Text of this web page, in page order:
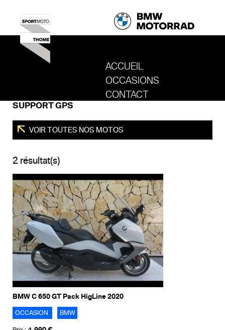
ACCUEIL
REVENIR AU SITE DE SPORT MOTO
OCCASIONS
CONTACT
SUPPORT GPS
VOIR TOUTES NOS MOTOS
2 résultat(s)
BMW C 650 GT Pack HigLine 2020
OCCASION BMW